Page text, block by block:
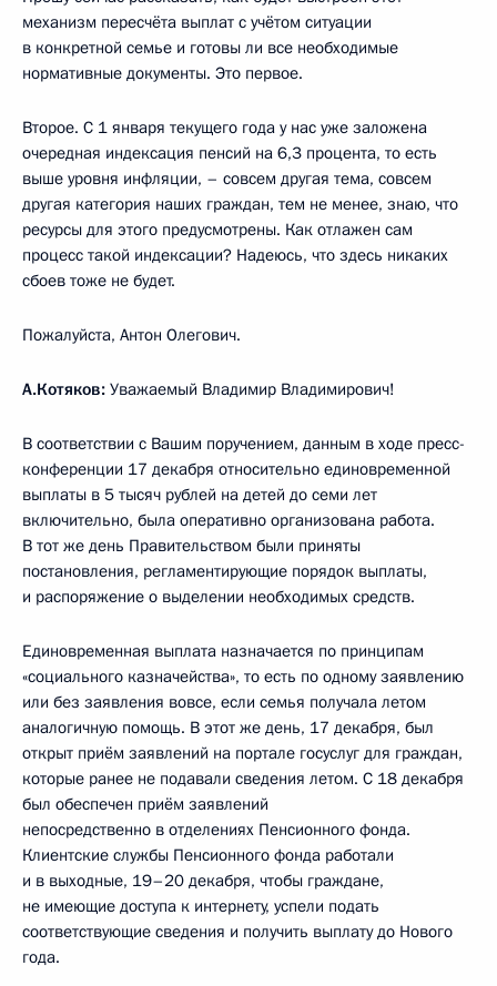
механизм пересчёта выплат с учётом ситуации
в конкретной семье и готовы ли все необходимые
нормативные документы. Это первое.
Второе. С 1 января текущего года у нас уже заложена
очередная индексация пенсий на 6,3 процента, то есть
выше уровня инфляции, – совсем другая тема, совсем
другая категория наших граждан, тем не менее, знаю, что
ресурсы для этого предусмотрены. Как отлажен сам
процесс такой индексации? Надеюсь, что здесь никаких
сбоев тоже не будет.
Пожалуйста, Антон Олегович.
А.Котяков: Уважаемый Владимир Владимирович!
В соответствии с Вашим поручением, данным в ходе пресс-
конференции 17 декабря относительно единовременной
выплаты в 5 тысяч рублей на детей до семи лет
включительно, была оперативно организована работа.
В тот же день Правительством были приняты
постановления, регламентирующие порядок выплаты,
и распоряжение о выделении необходимых средств.
Единовременная выплата назначается по принципам
«социального казначейства», то есть по одному заявлению
или без заявления вовсе, если семья получала летом
аналогичную помощь. В этот же день, 17 декабря, был
открыт приём заявлений на портале госуслуг для граждан,
которые ранее не подавали сведения летом. С 18 декабря
был обеспечен приём заявлений
непосредственно в отделениях Пенсионного фонда.
Клиентские службы Пенсионного фонда работали
и в выходные, 19–20 декабря, чтобы граждане,
не имеющие доступа к интернету, успели подать
соответствующие сведения и получить выплату до Нового
года.